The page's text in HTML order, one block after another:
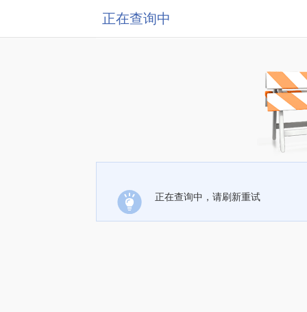
正在查询中
正在查询中，请刷新重试